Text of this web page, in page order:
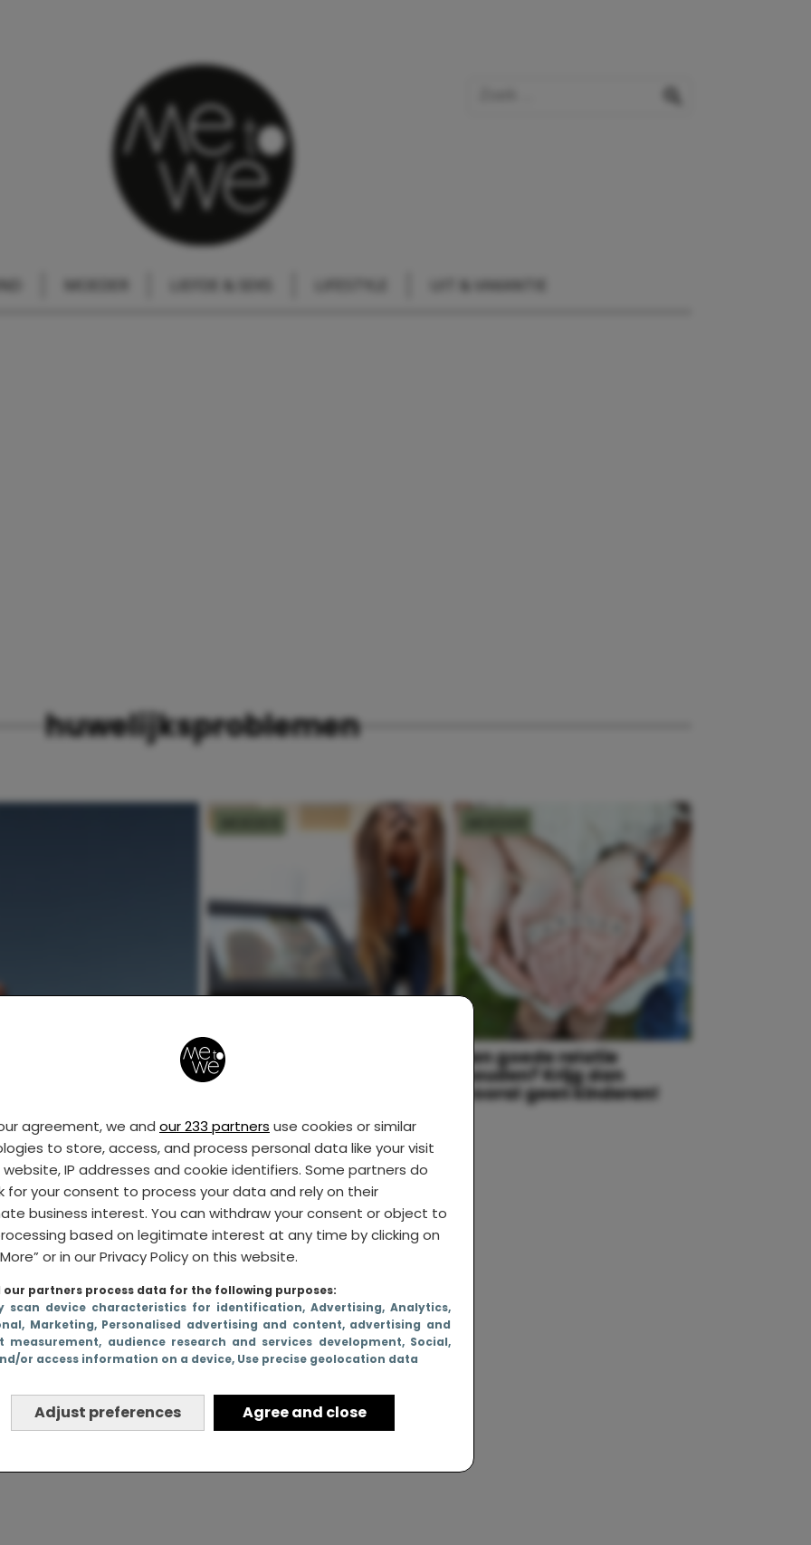
agreement, we and our 233 partners use cookies or similar
to store, access, and process personal data like your visit
IP addresses and cookie identifiers. Some partners do
for your consent to process your data and rely on their
business interest. You can withdraw your consent or object to
based on legitimate interest at any time by clicking on
or in our Privacy Policy on this website.
our partners process data for the following purposes:
scan device characteristics for identification, Advertising, Analytics,
, Marketing, Personalised advertising and content, advertising and
measurement, audience research and services development, Social,
or access information on a device, Use precise geolocation data
Adjust preferences Agree and close
MOEDER LIEFDE & SEKS UIT & VAKANTIE
huwelijksproblemen
in
vast in
Jolijns man ging
vreemd: “Maar eigenlijk
Een goede relatie
houden? Krijg dan
vooral geen kinderen!